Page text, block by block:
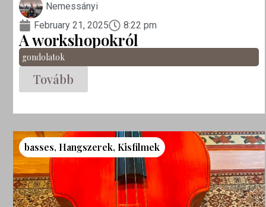
Nemessányi
February 21, 2025
8:22 pm
A workshopokról
gondolatok
Tovább
basses, Hangszerek, Kisfilmek